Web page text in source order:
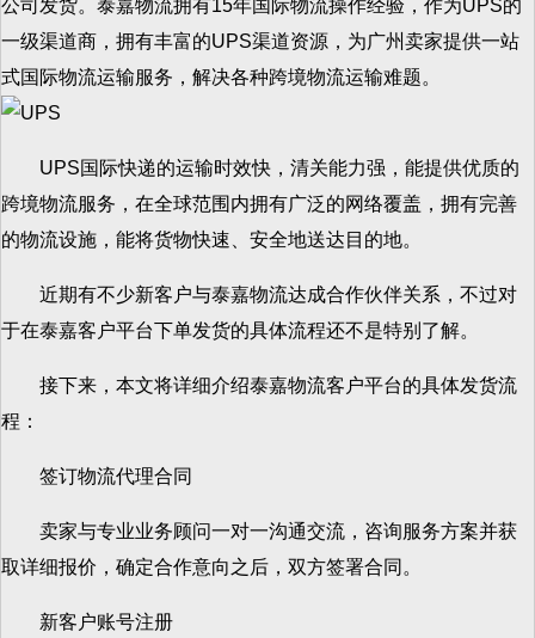
公司发货。泰嘉物流拥有15年国际物流操作经验，作为UPS的
一级渠道商，拥有丰富的UPS渠道资源，为广州卖家提供一站
式国际物流运输服务，解决各种跨境物流运输难题。
UPS国际快递的运输时效快，清关能力强，能提供优质的
跨境物流服务，在全球范围内拥有广泛的网络覆盖，拥有完善
的物流设施，能将货物快速、安全地送达目的地。
近期有不少新客户与泰嘉物流达成合作伙伴关系，不过对
于在泰嘉客户平台下单发货的具体流程还不是特别了解。
接下来，本文将详细介绍泰嘉物流客户平台的具体发货流
程：
签订物流代理合同
卖家与专业业务顾问一对一沟通交流，咨询服务方案并获
取详细报价，确定合作意向之后，双方签署合同。
新客户账号注册